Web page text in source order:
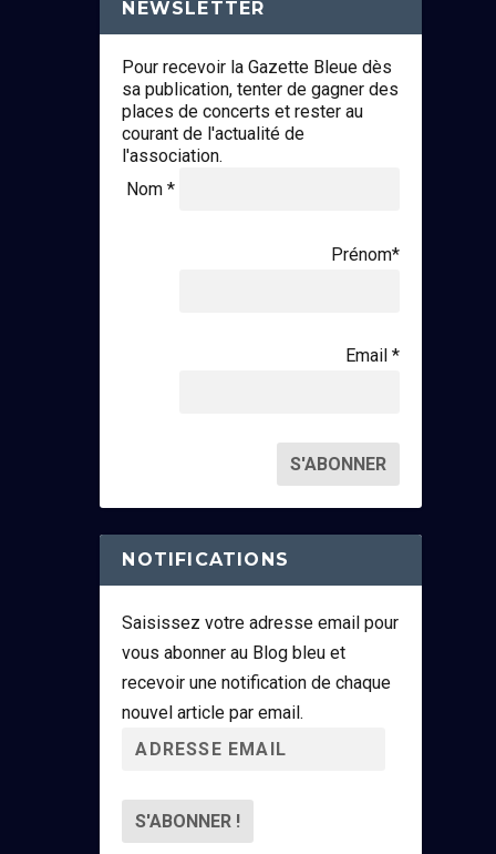
NEWSLETTER
Pour recevoir la Gazette Bleue dès
sa publication, tenter de gagner des
places de concerts et rester au
courant de l'actualité de
l'association.
Nom *
Prénom*
Email *
NOTIFICATIONS
Saisissez votre adresse email pour
vous abonner au Blog bleu et
recevoir une notification de chaque
nouvel article par email.
r